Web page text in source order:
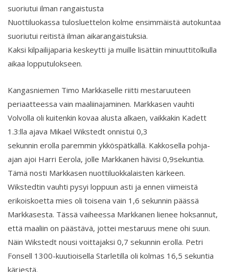
suoriutui ilman rangaistusta
Nuottiluokassa tulosluettelon kolme ensimmäistä autokuntaa
suoriutui reitistä ilman aikarangaistuksia.
Kaksi kilpailijaparia keskeytti ja muille lisättiin minuuttitolkulla
aikaa lopputulokseen.
Kangasniemen Timo Markkaselle riitti mestaruuteen
periaatteessa vain maaliinajaminen. Markkasen vauhti
Volvolla oli kuitenkin kovaa alusta alkaen, vaikkakin Kadett
1.3:lla ajava Mikael Wikstedt onnistui 0,3
sekunnin erolla paremmin ykköspätkällä. Kakkosella pohja-
ajan ajoi Harri Eerola, jolle Markkanen hävisi 0,9sekuntia.
Tämä nosti Markkasen nuottiluokkalaisten kärkeen.
Wikstedtin vauhti pysyi loppuun asti ja ennen viimeistä
erikoiskoetta mies oli toisena vain 1,6 sekunnin päässä
Markkasesta. Tässä vaiheessa Markkanen lienee hoksannut,
että maaliin on päästävä, jottei mestaruus mene ohi suun.
Näin Wikstedt nousi voittajaksi 0,7 sekunnin erolla. Petri
Fonsell 1300-kuutioisella Starletilla oli kolmas 16,5 sekuntia
kärjestä.